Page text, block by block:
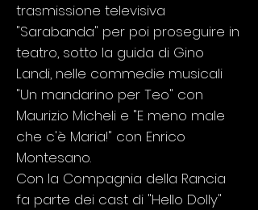
trasmissione televisiva
"Sarabanda" per poi proseguire in
teatro, sotto la guida di Gino
Landi, nelle commedie musicali
"Un mandarino per Teo" con
Maurizio Micheli e "E meno male
che c'è Maria!" con Enrico
Montesano.
Con la Compagnia della Rancia
fa parte dei cast di "Hello Dolly"